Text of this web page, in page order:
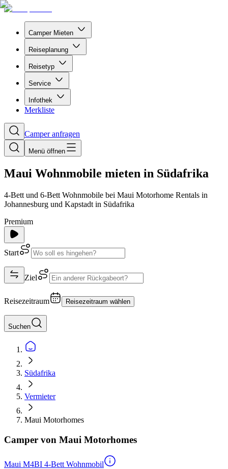
Camper Mieten
Reiseplanung
Reisetyp
Service
Infothek
Merkliste
Camper anfragen
Menü öffnen
Maui Wohnmobile mieten in Südafrika
4-Bett und 6-Bett Wohnmobile bei Maui Motorhome Rentals in
Johannesburg und Kapstadt in Südafrika
Premium
Start
Ziel
Reisezeitraum Reisezeitraum wählen
Suchen
Südafrika
Vermieter
Maui Motorhomes
Camper von Maui Motorhomes
Maui M4BI 4-Bett Wohnmobil